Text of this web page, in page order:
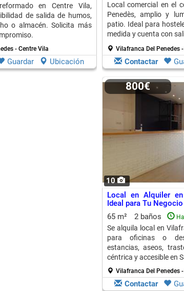
en Centre Vila,
de salida de humos,
o almacén. Solicita más
- Centre Vila
Guardar Ubicación
Local comercial en el
Penedès, amplio y
patio. Ideal para
medida y cuenta con
Vilafranca Del Penedes
Contactar
10
800€
Local en Alquiler
Ideal para Tu Negocio
65 m²
2 baños
Se alquila local en
para oficinas o
estancias, aseos,
céntrica y accesible en
Vilafranca Del Penedes
Contactar